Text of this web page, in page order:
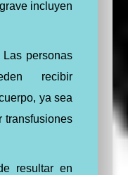
incluyen
Las personas
recibir
ya sea
transfusiones
resultar en